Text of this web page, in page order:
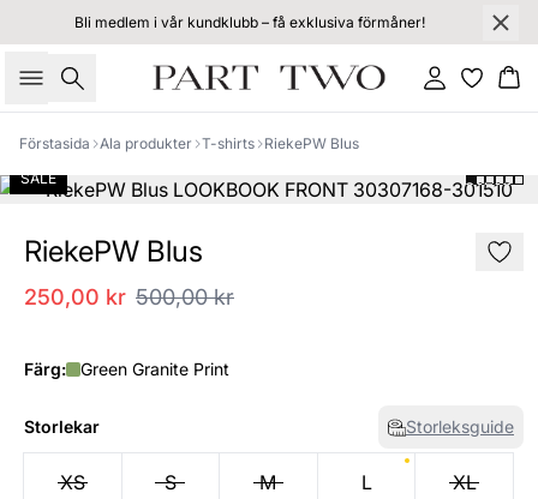
Bli medlem i vår kundklubb – få exklusiva förmåner!
Sök Logga in
Förstasida Ala produkter T-shirts RiekePW Blus
SALE
RiekePW Blus
250,00 kr 500,00 kr
Färg: Green Granite Print
Storlekar Storleksguide
XS S M L XL